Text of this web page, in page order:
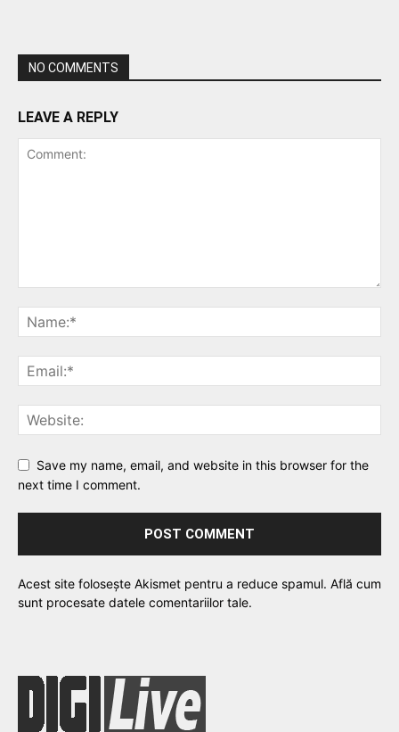
NO COMMENTS
LEAVE A REPLY
Save my name, email, and website in this browser for the
next time I comment.
Acest site folosește Akismet pentru a reduce spamul. Află cum
sunt procesate datele comentariilor tale.